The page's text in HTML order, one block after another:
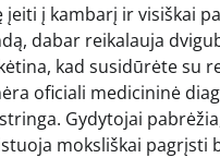
į kambarį ir visiškai
dabar reikalauja
kad susidūrėte su
oficiali medicininė
Gydytojai
moksliškai